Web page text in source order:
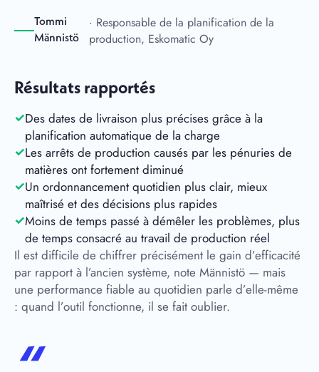
Tommi
Männistö
· Responsable de la planification de la
production, Eskomatic Oy
Résultats rapportés
Des dates de livraison plus précises grâce à la
planification automatique de la charge
Les arrêts de production causés par les pénuries de
matières ont fortement diminué
Un ordonnancement quotidien plus clair, mieux
maîtrisé et des décisions plus rapides
Moins de temps passé à démêler les problèmes, plus
de temps consacré au travail de production réel
Il est difficile de chiffrer précisément le gain d’efficacité
par rapport à l’ancien système, note Männistö — mais
une performance fiable au quotidien parle d’elle-même
: quand l’outil fonctionne, il se fait oublier.